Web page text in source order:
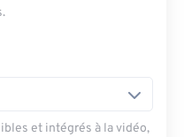
et intégrés à la vidéo,